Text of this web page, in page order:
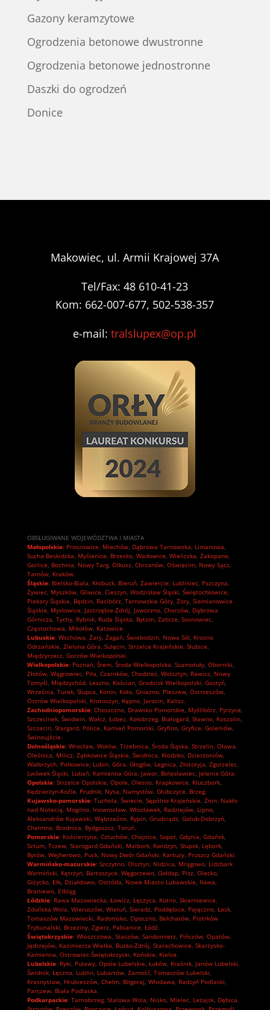
Gazony keramzytowe
Ogrodzenia betonowe dwustronne
Ogrodzenia betonowe jednostronne
Daszki do ogrodzeń
Donice
Makowiec, ul. Armii Krajowej 37A
Tel/Fax: 48 610-41-23
Kom: 662-007-677, 502-538-357
e-mail:tralslupex@op.pl
OBSŁUGIWANE WOJEWÓDZTWA I MIASTA
Małopolskie: Proszowice, Miechów, Dąbrowa Tarnowska, Limanowa,
Sucha Beskidzka, Myślenice, Brzesko, Wadowice, Wieliczka, Zakopane,
Gorlice, Bochnia, Nowy Targ, Olkusz, Chrzanów, Oświęcim, Nowy Sącz,
Tarnów, Kraków.
Śląskie: Bielsko-Biała, Kłobuck, Bieruń, Zawiercie, Lubliniec, Pszczyna,
Żywiec, Myszków, Gliwice, Cieszyn, Wodzisław Śląski, Świętochłowice,
Piekary Śląskie, Będzin, Racibórz, Tarnowskie Góry, Żory, Siemianowice
Śląskie, Mysłowice, Jastrzębie-Zdrój, Jaworzno, Chorzów, Dąbrowa
Górnicza, Tychy, Rybnik, Ruda Śląska, Bytom, Zabrze, Sosnowiec,
Częstochowa, Mikołów, Katowice.
Lubuskie: Wschowa, Żary, Żagań, Świebodzin, Nowa Sól, Krosno
Odrzańskie, Zielona Góra, Sulęcin, Strzelce Krajeńskie, Słubice,
Międzyrzecz, Gorzów Wielkopolski.
Wielkopolskie: Poznań, Śrem, Środa Wielkopolska, Szamotuły, Oborniki,
Złotów, Wągrowiec, Piła, Czarnków, Chodzież, Wolsztyn, Rawicz, Nowy
Tomyśl, Międzychód, Leszno, Kościan, Grodzisk Wielkopolski, Gostyń,
Września, Turek, Słupca, Konin, Koło, Gniezno, Pleszew, Ostrzeszów,
Ostrów Wielkopolski, Krotoszyn, Kępno, Jarocin, Kalisz.
Zachodniopomorskie: Choszczno, Drawsko Pomorskie, Myślibórz, Pyrzyce,
Szczecinek, Świdwin, Wałcz, Łobez, Kołobrzeg, Białogard, Sławno, Koszalin,
Szczecin, Stargard, Police, Kamień Pomorski, Gryfino, Gryfice, Goleniów,
Świnoujście.
Dolnośląskie: Wrocław, Wołów, Trzebnica, Środa Śląska, Strzelin, Oława,
Oleśnica, Milicz, Ząbkowice Śląskie, Świdnica, Kłodzko, Dzierżoniów,
Wałbrzych, Polkowice, Lubin, Góra, Głogów, Legnica, Złotoryja, Zgorzelec,
Lwówek Śląski, Lubań, Kamienna Góra, Jawor, Bolesławiec, Jelenia Góra.
Opolskie: Strzelce Opolskie, Opole, Olesno, Krapkowice, Kluczbork,
Kędzierzyn-Koźle, Prudnik, Nysa, Namysłów, Głubczyce, Brzeg.
Kujawsko-pomorskie: Tuchola, Świecie, Sępólno Krajeńskie, Żnin, Nakło
nad Notecią, Mogilno, Inowrocław, Włocławek, Radziejów, Lipno,
Aleksandrów Kujawski, Wąbrzeźno, Rypin, Grudziądz, Golub-Dobrzyń,
Chełmno, Brodnica, Bydgoszcz, Toruń.
Pomorskie: Kościerzyna, Człuchów, Chojnice, Sopot, Gdynia, Gdańsk,
Sztum, Tczew, Starogard Gdański, Malbork, Kwidzyn, Słupsk, Lębork,
Bytów, Wejherowo, Puck, Nowy Dwór Gdański, Kartuzy, Pruszcz Gdański.
Warmińsko-mazurskie: Szczytno, Olsztyn, Nidzica, Mrągowo, Lidzbark
Warmiński, Kętrzyn, Bartoszyce, Węgorzewo, Gołdap, Pisz, Olecko,
Giżycko, Ełk, Działdowo, Ostróda, Nowe Miasto Lubawskie, Iława,
Braniewo, Elbląg.
Łódzkie: Rawa Mazowiecka, Łowicz, Łęczyca, Kutno, Skierniewice,
Zduńska Wola, Wieruszów, Wieluń, Sieradz, Poddębice, Pajęczno, Łask,
Tomaszów Mazowiecki, Radomsko, Opoczno, Bełchatów, Piotrków
Trybunalski, Brzeziny, Zgierz, Pabianice, Łódź.
Świętokrzyskie: Włoszczowa, Staszów, Sandomierz, Pińczów, Opatów,
Jędrzejów, Kazimierza Wielka, Busko-Zdrój, Starachowice, Skarżysko-
Kamienna, Ostrowiec Świętokrzyski, Końskie, Kielce.
Lubelskie: Ryki, Puławy, Opole Lubelskie, Łuków, Kraśnik, Janów Lubelski,
Świdnik, Łęczna, Lublin, Lubartów, Zamość, Tomaszów Lubelski,
Krasnystaw, Hrubieszów, Chełm, Biłgoraj, Włodawa, Radzyń Podlaski,
Parczew, Biała Podlaska.
Podkarpackie: Tarnobrzeg, Stalowa Wola, Nisko, Mielec, Leżajsk, Dębica,